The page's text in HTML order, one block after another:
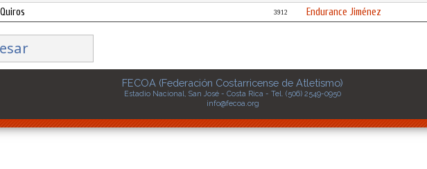
3912 Endurance Jiménez
FECOA (Federación Costarricense de Atletismo)
Estadio Nacional, San José - Costa Rica - Tel. (506) 2549-0950
info@fecoa.org